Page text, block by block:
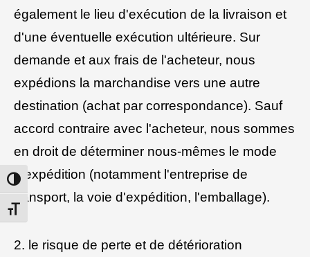
PASSER EN CONTRASTE ÉLEVÉ
CHANGER LA TAILLE DE LA POLICE
également le lieu d'exécution de la livraison et
d'une éventuelle exécution ultérieure. Sur
demande et aux frais de l'acheteur, nous
expédions la marchandise vers une autre
destination (achat par correspondance). Sauf
accord contraire avec l'acheteur, nous sommes
en droit de déterminer nous-mêmes le mode
d'expédition (notamment l'entreprise de
transport, la voie d'expédition, l'emballage).
2. le risque de perte et de détérioration